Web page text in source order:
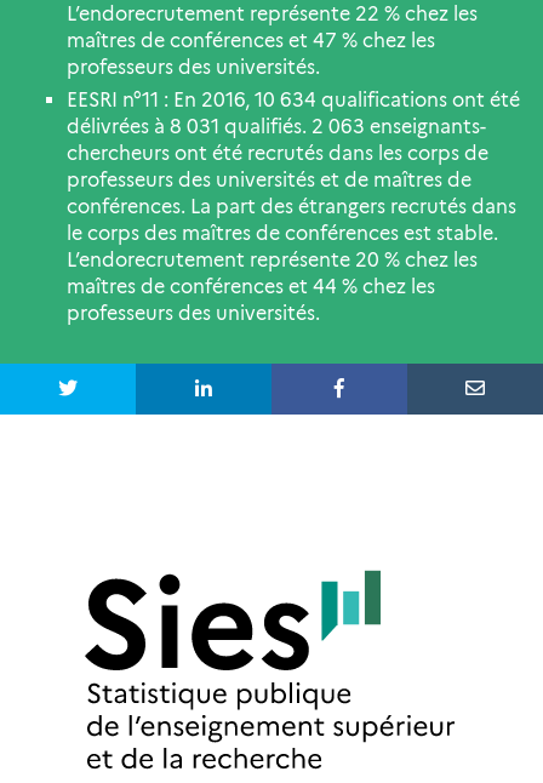
L’endorecrutement représente 22 % chez les
maîtres de conférences et 47 % chez les
professeurs des universités.
EESRI n°11 : En 2016, 10 634 qualifications ont été
délivrées à 8 031 qualifiés. 2 063 enseignants-
chercheurs ont été recrutés dans les corps de
professeurs des universités et de maîtres de
conférences. La part des étrangers recrutés dans
le corps des maîtres de conférences est stable.
L’endorecrutement représente 20 % chez les
maîtres de conférences et 44 % chez les
professeurs des universités.